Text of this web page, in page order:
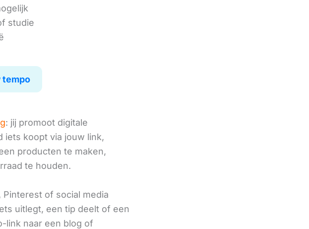
studie
tempo
: jij promoot digitale
iets koopt via jouw link,
producten te maken,
te houden.
of social media
uitlegt, een tip deelt of een
link naar een blog of